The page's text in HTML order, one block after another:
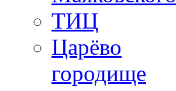
ТИЦ
Царёво
городище